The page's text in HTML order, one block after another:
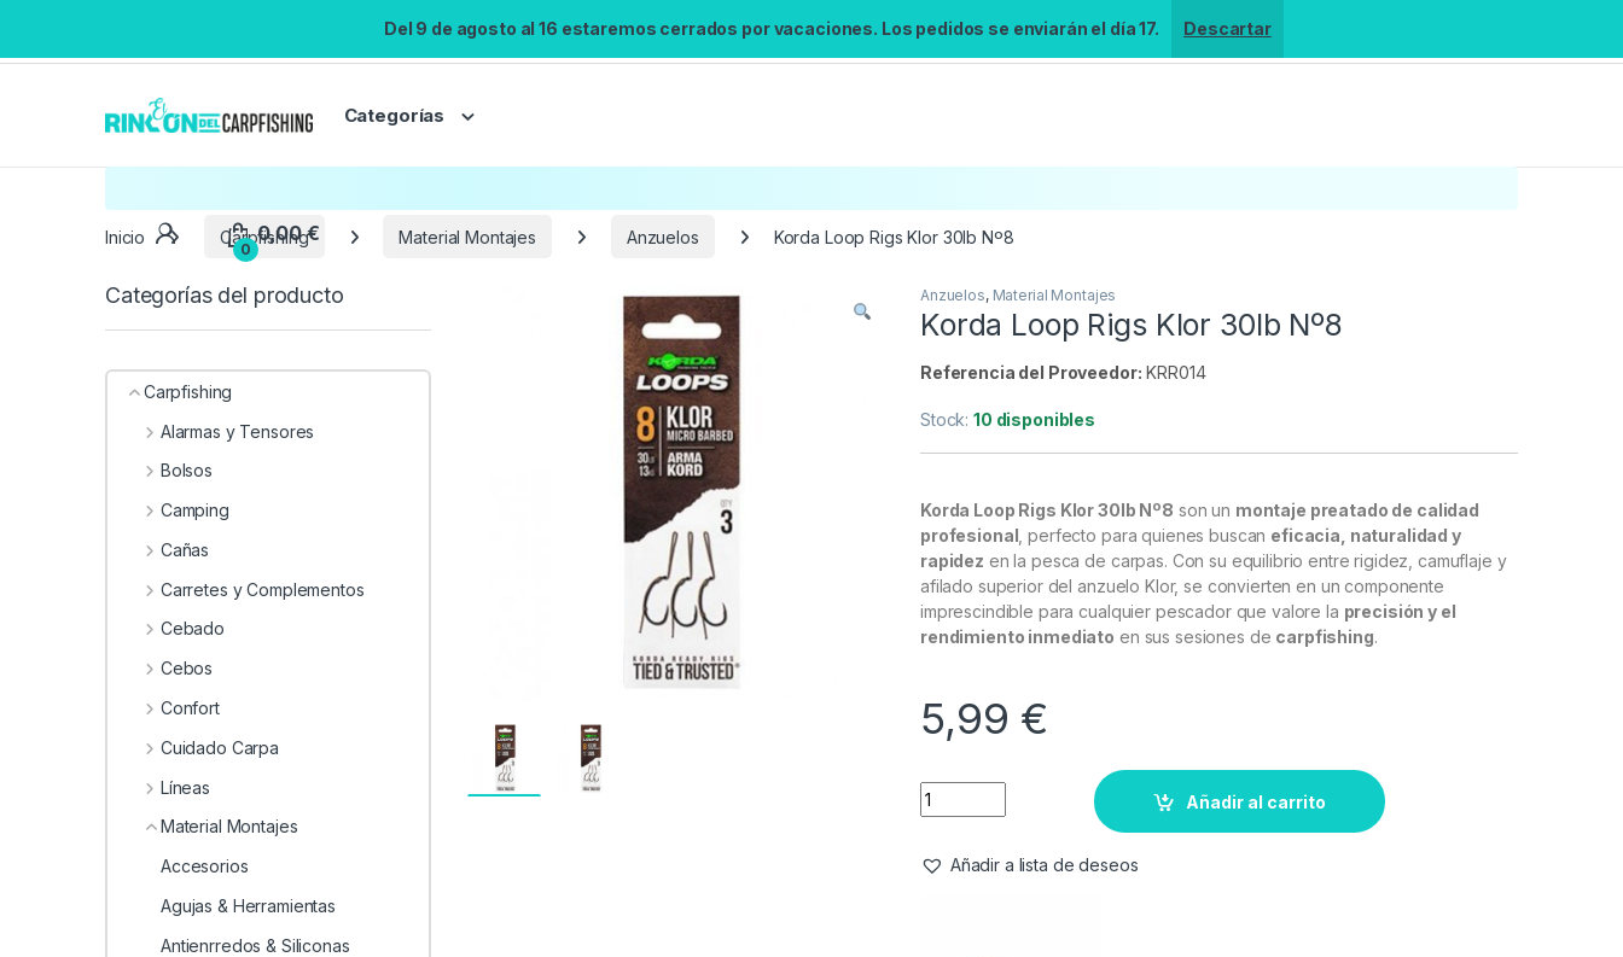
Del 9 de agosto al 16 estaremos cerrados por vacaciones. Los pedidos se enviarán el día 17. Descartar
Categorías
Búsqueda no disponible
No se pudo cargar el widget de búsqueda.
Inicio Carpfishing Material Montajes Anzuelos Korda Loop Rigs Klor 30lb Nº8
Anzuelos, Material Montajes
Korda Loop Rigs Klor 30lb Nº8
Referencia del Proveedor: KRR014
Stock:10 disponibles
Korda Loop Rigs Klor 30lb Nº8 son un montaje preatado de calidad
profesional , perfecto para quienes buscan eficacia, naturalidad y
rapidez en la pesca de carpas. Con su equilibrio entre rigidez, camuflaje y
afilado superior del anzuelo Klor, se convierten en un componente
imprescindible para cualquier pescador que valore la precisión y el
rendimiento inmediato en sus sesiones de carpfishing.
5,99 €
Añadir al carrito
Añadir a lista de deseos
Categorías del producto
Carpfishing
Alarmas y Tensores
Bolsos
Camping
Cañas
Carretes y Complementos
Cebado
Cebos
Confort
Cuidado Carpa
Líneas
Material Montajes
Accesorios
Agujas & Herramientas
Antienrredos & Siliconas